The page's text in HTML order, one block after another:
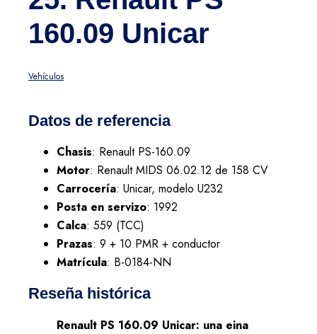
160.09 Unicar
Vehículos
Datos de referencia
Chasis: Renault PS-160.09
Motor: Renault MIDS 06.02.12 de 158 CV
Carrocería: Unicar, modelo U232
Posta en servizo: 1992
Calca: 559 (TCC)
Prazas: 9 + 10 PMR + conductor
Matrícula: B-0184-NN
Reseña histórica
Renault PS 160.09 Unicar: una eina